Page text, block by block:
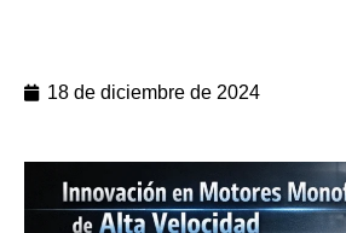
18 de diciembre de 2024